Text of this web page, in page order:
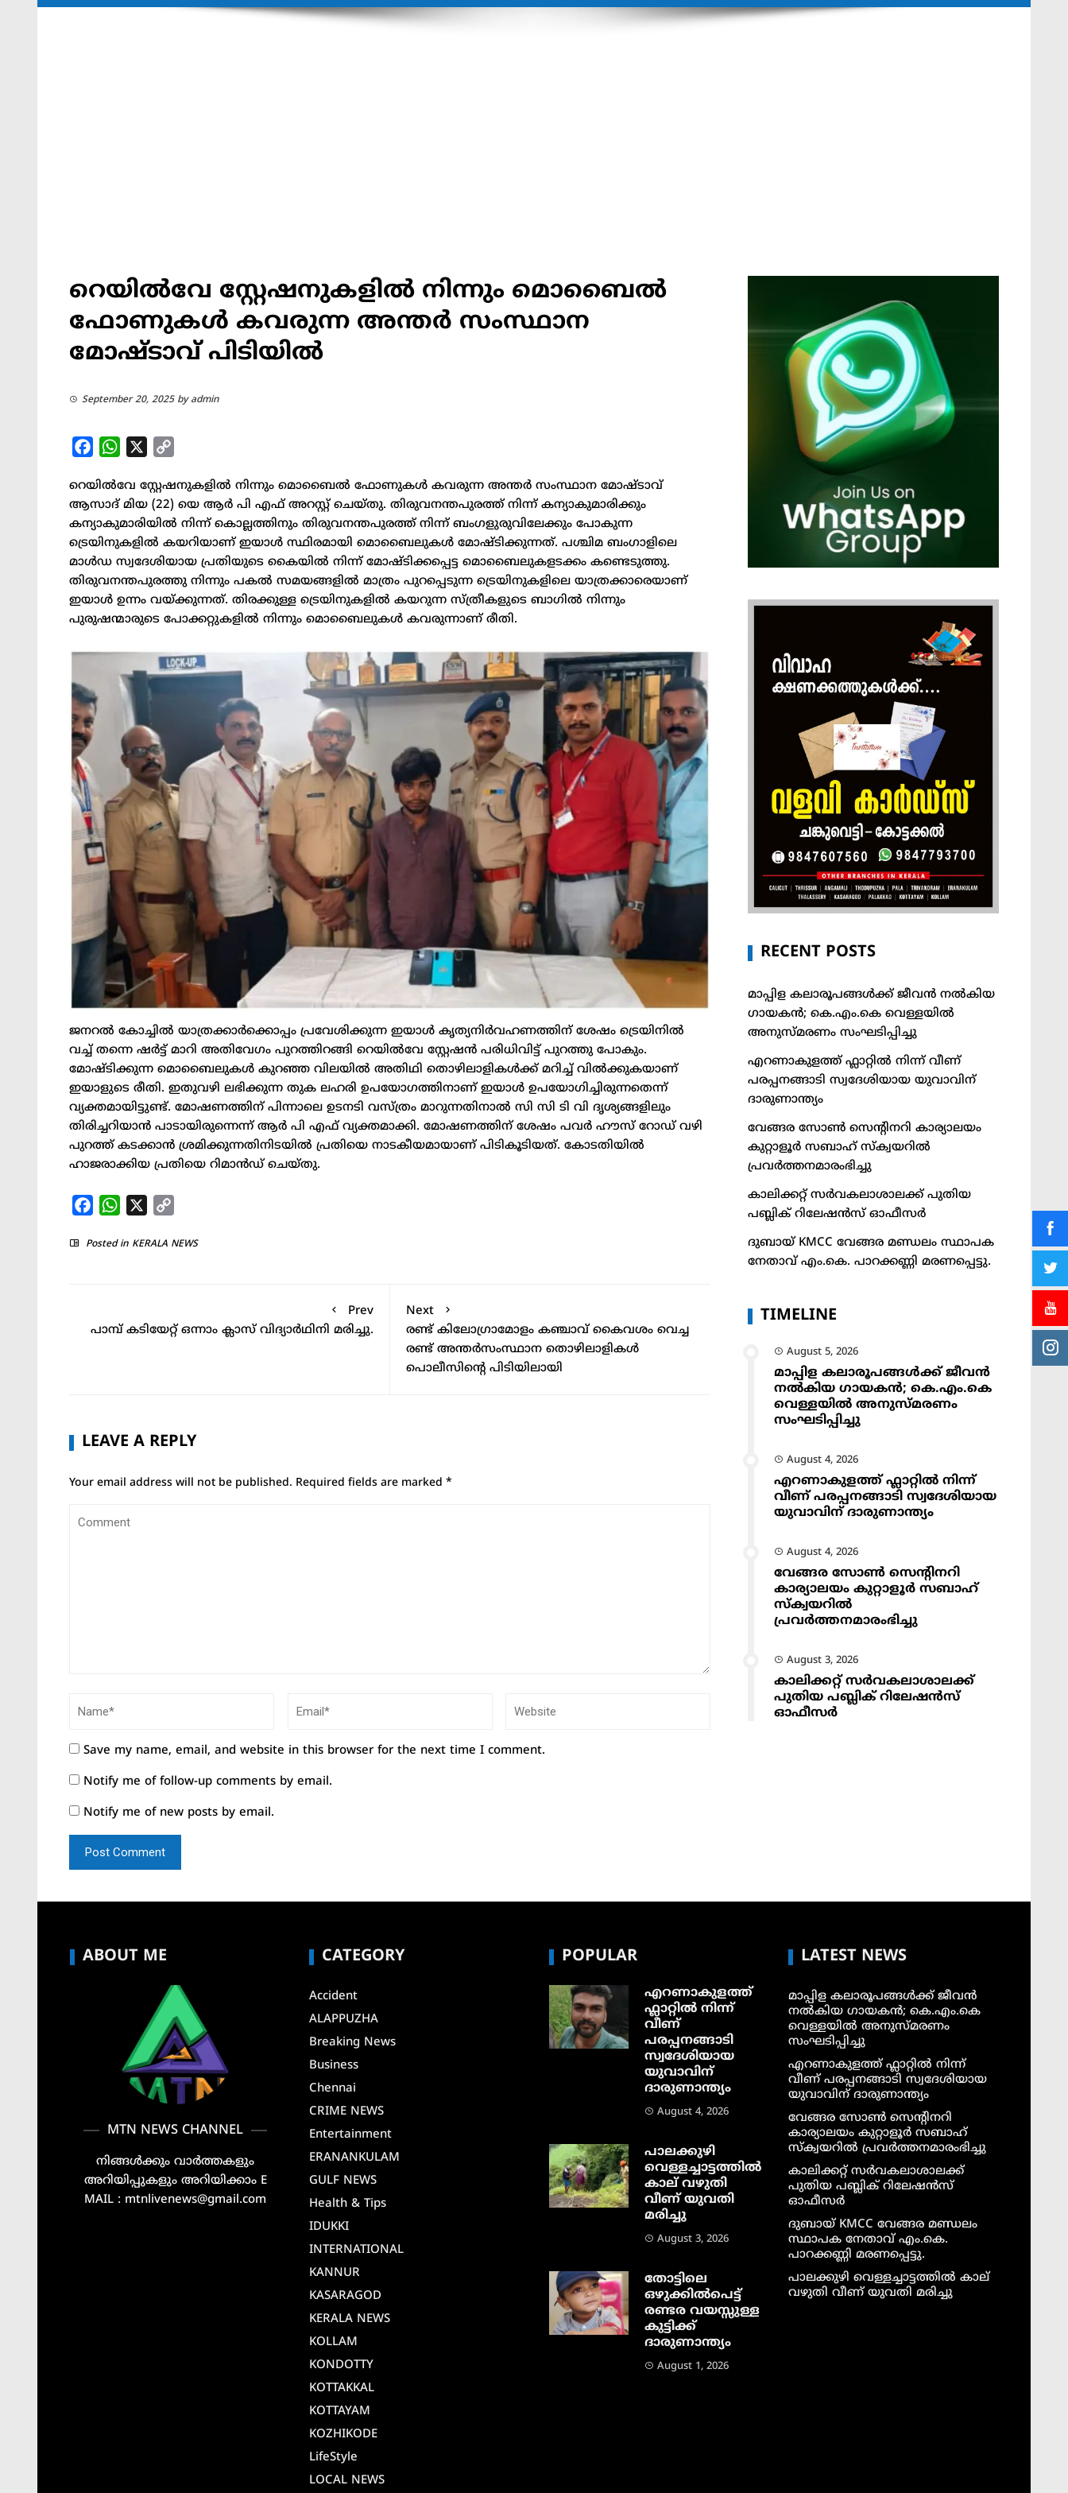
റെയില്‍വേ സ്റ്റേഷനുകളില്‍ നിന്നും മൊബൈല്‍
ഫോണുകള്‍ കവരുന്ന അന്തർ സംസ്ഥാന
മോഷ്ടാവ് പിടിയിൽ
September 20, 2025by admin
FacebookWhatsApp
റെയില്‍വേ സ്റ്റേഷനുകളില്‍ നിന്നും മൊബൈല്‍ ഫോണുകള്‍ കവരുന്ന അന്തർ സംസ്ഥാന മോഷ്ടാവ്
ആസാദ് മിയ (22) യെ ആർ പി എഫ് അറസ്റ്റ് ചെയ്തു. തിരുവനന്തപുരത്ത് നിന്ന് കന്യാകുമാരിക്കും
കന്യാകുമാരിയില്‍ നിന്ന് കൊല്ലത്തിനും തിരുവനന്തപുരത്ത് നിന്ന് ബംഗളുരുവിലേക്കും പോകുന്ന
ട്രെയിനുകളില്‍ കയറിയാണ് ഇയാള്‍ സ്ഥിരമായി മൊബൈലുകള്‍ മോഷ്ടിക്കുന്നത്. പശ്ചിമ ബംഗാളിലെ
മാള്‍ഡ സ്വദേശിയായ പ്രതിയുടെ കൈയില്‍ നിന്ന് മോഷ്ടിക്കപ്പെട്ട മൊബൈലുകളടക്കം കണ്ടെടുത്തു.
തിരുവനന്തപുരത്തു നിന്നും പകല്‍ സമയങ്ങളില്‍ മാത്രം പുറപ്പെടുന്ന ട്രെയിനുകളിലെ യാത്രക്കാരെയാണ്
ഇയാള്‍ ഉന്നം വയ്ക്കുന്നത്. തിരക്കുള്ള ട്രെയിനുകളില്‍ കയറുന്ന സ്ത്രീകളുടെ ബാഗില്‍ നിന്നും
പുരുഷന്മാരുടെ പോക്കറ്റുകളില്‍ നിന്നും മൊബൈലുകള്‍ കവരുന്നാണ് രീതി.
ജനറല്‍ കോച്ചില്‍ യാത്രക്കാർക്കൊപ്പം പ്രവേശിക്കുന്ന ഇയാള്‍ കൃത്യനിർവഹണത്തിന് ശേഷം ട്രെയിനില്‍
വച്ച്‌ തന്നെ ഷർട്ട് മാറി അതിവേഗം പുറത്തിറങ്ങി റെയില്‍വേ സ്റ്റേഷൻ പരിധിവിട്ട് പുറത്തു പോകും.
മോഷ്ടിക്കുന്ന മൊബൈലുകള്‍ കുറഞ്ഞ വിലയില്‍ അതിഥി തൊഴിലാളികള്‍ക്ക് മറിച്ച്‌ വില്‍ക്കുകയാണ്
ഇയാളുടെ രീതി. ഇതുവഴി ലഭിക്കുന്ന തുക ലഹരി ഉപയോഗത്തിനാണ് ഇയാള്‍ ഉപയോഗിച്ചിരുന്നതെന്ന്
വ്യക്തമായിട്ടുണ്ട്. മോഷണത്തിന് പിന്നാലെ ഉടനടി വസ്ത്രം മാറുന്നതിനാല്‍ സി സി ടി വി ദൃശ്യങ്ങളിലും
തിരിച്ചറിയാൻ പാടായിരുന്നെന്ന് ആർ പി എഫ് വ്യക്തമാക്കി. മോഷണത്തിന് ശേഷം പവർ ഹൗസ് റോഡ് വഴി
പുറത്ത് കടക്കാൻ ശ്രമിക്കുന്നതിനിടയില്‍ പ്രതിയെ നാടകീയമായാണ് പിടികൂടിയത്. കോടതിയില്‍
ഹാജരാക്കിയ പ്രതിയെ റിമാൻഡ് ചെയ്തു.
FacebookWhatsApp
Posted in KERALA NEWS
Prev
പാമ്പ് കടിയേറ്റ് ഒന്നാം ക്ലാസ് വിദ്യാര്‍ഥിനി മരിച്ചു.
Next
രണ്ട് കിലോഗ്രാമോളം കഞ്ചാവ് കൈവശം വെച്ച
രണ്ട് അന്തര്‍സംസ്ഥാന തൊഴിലാളികള്‍
പൊലീസിന്റെ പിടിയിലായി
LEAVE A REPLY
Your email address will not be published. Required fields are marked *
Save my name, email, and website in this browser for the next time I comment.
Notify me of follow-up comments by email.
Notify me of new posts by email.
RECENT POSTS
മാപ്പിള കലാരൂപങ്ങൾക്ക് ജീവൻ നൽകിയ
ഗായകൻ; കെ.എം.കെ വെള്ളയിൽ
അനുസ്മരണം സംഘടിപ്പിച്ചു
എറണാകുളത്ത് ഫ്ലാറ്റിൽ നിന്ന് വീണ്
പരപ്പനങ്ങാടി സ്വദേശിയായ യുവാവിന്
ദാരുണാന്ത്യം
വേങ്ങര സോൺ സെൻ്റിനറി കാര്യാലയം
കുറ്റാളൂർ സബാഹ് സ്ക്വയറിൽ
പ്രവർത്തനമാരംഭിച്ചു
കാലിക്കറ്റ് സർവകലാശാലക്ക് പുതിയ
പബ്ലിക് റിലേഷൻസ് ഓഫീസർ
ദുബായ് KMCC വേങ്ങര മണ്ഡലം സ്ഥാപക
നേതാവ് എം.കെ. പാറക്കണ്ണി മരണപ്പെട്ടു.
TIMELINE
August 5, 2026
മാപ്പിള കലാരൂപങ്ങൾക്ക് ജീവൻ
നൽകിയ ഗായകൻ; കെ.എം.കെ
വെള്ളയിൽ അനുസ്മരണം
സംഘടിപ്പിച്ചു
August 4, 2026
എറണാകുളത്ത് ഫ്ലാറ്റിൽ നിന്ന്
വീണ് പരപ്പനങ്ങാടി സ്വദേശിയായ
യുവാവിന് ദാരുണാന്ത്യം
August 4, 2026
വേങ്ങര സോൺ സെൻ്റിനറി
കാര്യാലയം കുറ്റാളൂർ സബാഹ്
സ്ക്വയറിൽ
പ്രവർത്തനമാരംഭിച്ചു
August 3, 2026
കാലിക്കറ്റ് സർവകലാശാലക്ക്
പുതിയ പബ്ലിക് റിലേഷൻസ്
ഓഫീസർ
ABOUT ME
MTN NEWS CHANNEL
നിങ്ങൾക്കും വാർത്തകളും
അറിയിപ്പുകളും അറിയിക്കാം E
MAIL : mtnlivenews@gmail.com
CATEGORY
Accident
ALAPPUZHA
Breaking News
Business
Chennai
CRIME NEWS
Entertainment
ERANANKULAM
GULF NEWS
Health & Tips
IDUKKI
INTERNATIONAL
KANNUR
KASARAGOD
KERALA NEWS
KOLLAM
KONDOTTY
KOTTAKKAL
KOTTAYAM
KOZHIKODE
LifeStyle
LOCAL NEWS
POPULAR
എറണാകുളത്ത്
ഫ്ലാറ്റിൽ നിന്ന്
വീണ്
പരപ്പനങ്ങാടി
സ്വദേശിയായ
യുവാവിന്
ദാരുണാന്ത്യം
August 4, 2026
പാലക്കുഴി
വെള്ളച്ചാട്ടത്തില്‍
കാല് വഴുതി
വീണ് യുവതി
മരിച്ചു
August 3, 2026
തോട്ടിലെ
ഒഴുക്കിൽപെട്ട്
രണ്ടര വയസ്സുള്ള
കുട്ടിക്ക്
ദാരുണാന്ത്യം
August 1, 2026
LATEST NEWS
മാപ്പിള കലാരൂപങ്ങൾക്ക് ജീവൻ
നൽകിയ ഗായകൻ; കെ.എം.കെ
വെള്ളയിൽ അനുസ്മരണം
സംഘടിപ്പിച്ചു
എറണാകുളത്ത് ഫ്ലാറ്റിൽ നിന്ന്
വീണ് പരപ്പനങ്ങാടി സ്വദേശിയായ
യുവാവിന് ദാരുണാന്ത്യം
വേങ്ങര സോൺ സെൻ്റിനറി
കാര്യാലയം കുറ്റാളൂർ സബാഹ്
സ്ക്വയറിൽ പ്രവർത്തനമാരംഭിച്ചു
കാലിക്കറ്റ് സർവകലാശാലക്ക്
പുതിയ പബ്ലിക് റിലേഷൻസ്
ഓഫീസർ
ദുബായ് KMCC വേങ്ങര മണ്ഡലം
സ്ഥാപക നേതാവ് എം.കെ.
പാറക്കണ്ണി മരണപ്പെട്ടു.
പാലക്കുഴി വെള്ളച്ചാട്ടത്തില്‍ കാല്
വഴുതി വീണ് യുവതി മരിച്ചു